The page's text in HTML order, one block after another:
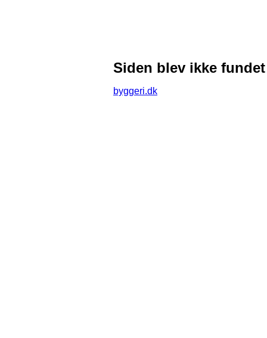
Siden blev ikke fundet
byggeri.dk